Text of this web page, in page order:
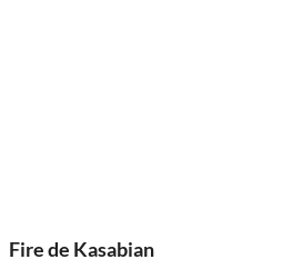
Fire de Kasabian